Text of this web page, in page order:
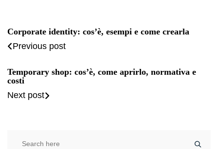
Corporate identity: cos’è, esempi e come crearla
Previous post
Temporary shop: cos’è, come aprirlo, normativa e
costi
Next post